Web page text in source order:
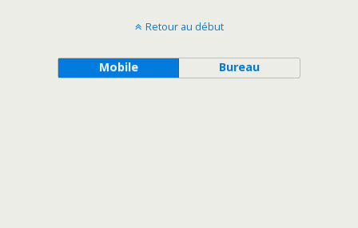
Retour au début
Mobile Bureau